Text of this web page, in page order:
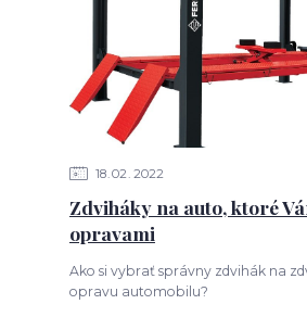
18 02 2022
Zdviháky na auto, ktoré
opravami
Ako si vybrať správny zdvihák na
opravu automobilu?